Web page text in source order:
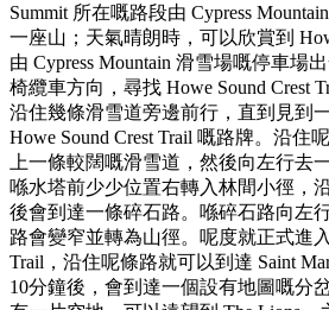
Summit 所在嘅路段由 Cypress
一座山；天氣晴朗時，可以欣賞到
由 Cypress Mountain 滑雪場嘅停車場
椅纜車方向，尋找 Howe Sound Crest
沿住幾條滑雪道旁邊前行，直到見到
Howe Sound Crest Trail 嘅路牌。沿住
上一條較闊嘅滑雪道，然後向左行去
喺水塔前少少位置右轉入林間小徑，
後會到達一條碎石路。喺碎石路向左
路會變窄並轉為山徑。呢度就正式進入
Trail，沿住呢條路就可以到達 Saint
10分鐘後，會到達一個設有地圖嘅分